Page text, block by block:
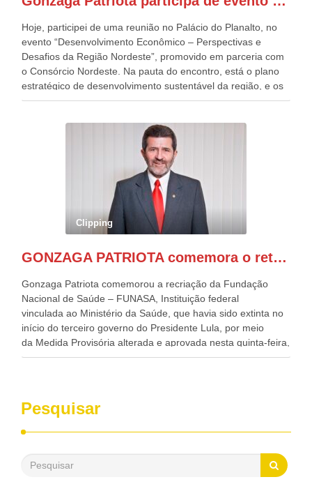
Patriota.
Hoje, participei de uma reunião no Palácio do Planalto, no
evento “Desenvolvimento Econômico – Perspectivas e
Desafios da Região Nordeste”, promovido em parceria com
o Consórcio Nordeste. Na pauta do encontro, está o plano
estratégico de desenvolvimento sustentável da região, e os
desafios para a elaboração de políticas públicas, que
evento contou com a presença do Vice-presidente Geraldo
Alckmin, que também ocupa o Ministério do
Desenvolvimento, Indústria, Comércio e Serviços, o ex
governador de Pernambuco, agora Presidente do Banco do
Nordeste, Paulo Câmara, o ex Deputado Federal, e
atualmente Superintendente da SUDENE, Danilo Cabral, da
Governadora de Pernambuco, Raquel Lyra, os ministros da
Casa Civil, Rui Costa, e da Integração e do Desenvolvimento
de todo Nordeste que também ajudam a fomentar o
Clipping
GONZAGA PATRIOTA comemora o retorno da FUNASA
Gonzaga Patriota comemorou a recriação da Fundação
Nacional de Saúde – FUNASA, Instituição federal
vinculada ao Ministério da Saúde, que havia sido extinta no
início do terceiro governo do Presidente Lula, por meio
da Medida Provisória alterada e aprovada nesta quinta-feira,
pelo Congresso Nacional. Gonzaga Patriota disse hoje em
desenvolvimento dos seus municípios e, somente o ano
passado, essa Fundação distribuiu mais de três bilhões de
reais, com suas maravilhosas ações, dentre alas, mais de
saneamento básico, em pequenas comunidades rurais.
Patriota disse ainda que, mesmo sem mandato,
Pesquisar